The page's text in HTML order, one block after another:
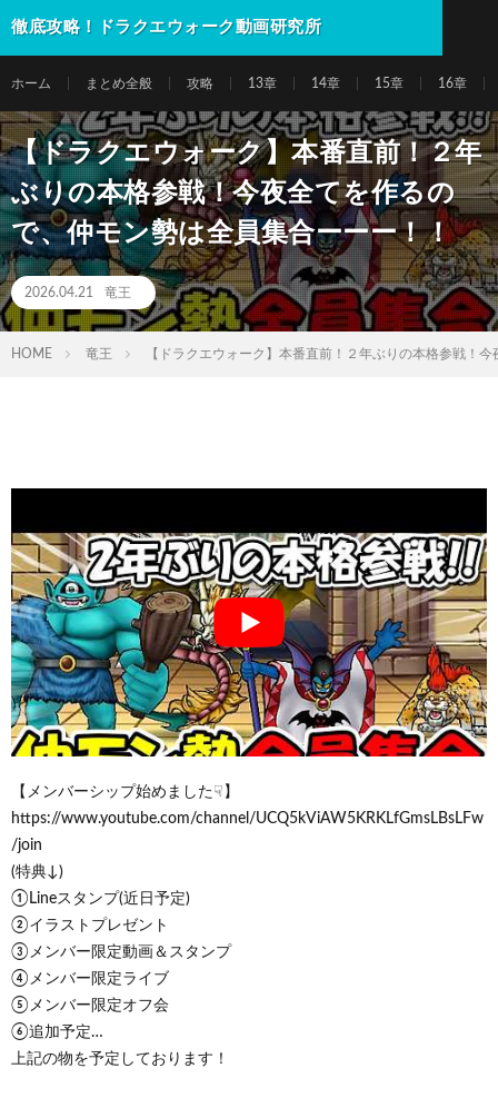
徹底攻略！ドラクエウォーク動画研究所
ホーム まとめ全般 攻略 13章 14章 15章 16章
【ドラクエウォーク】本番直前！２年
ぶりの本格参戦！今夜全てを作るの
で、仲モン勢は全員集合ーーー！！
2026.04.21 竜王
HOME 竜王 【ドラクエウォーク】本番直前！２年ぶりの本格参戦！
【メンバーシップ始めました☟】
https://www.youtube.com/channel/UCQ5kViAW5KRKLfGmsLBsLFw
/join
(特典↓)
①Lineスタンプ(近日予定)
②イラストプレゼント
③メンバー限定動画＆スタンプ
④メンバー限定ライブ
⑤メンバー限定オフ会
⑥追加予定…
上記の物を予定しております！